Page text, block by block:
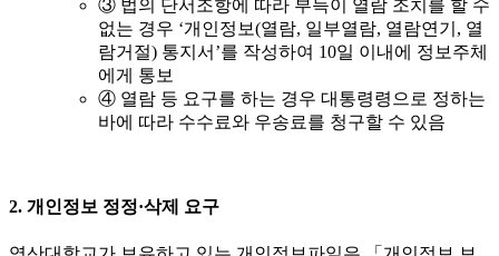
③ 법의 단서조항에 따라 부득이 열람 조치를 할 수
없는 경우 ‘개인정보(열람, 일부열람, 열람연기, 열
람거절) 통지서’를 작성하여 10일 이내에 정보주체
에게 통보
④ 열람 등 요구를 하는 경우 대통령령으로 정하는
바에 따라 수수료와 우송료를 청구할 수 있음
2. 개인정보 정정·삭제 요구